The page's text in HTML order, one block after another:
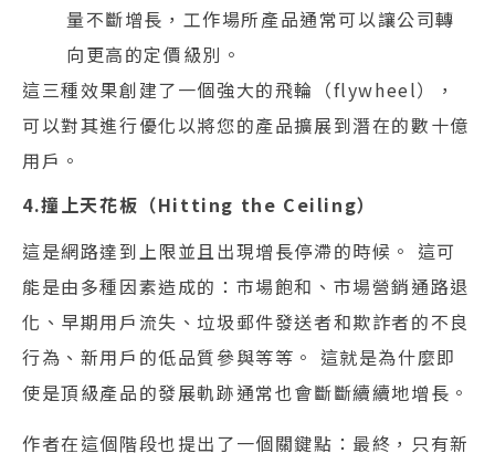
量不斷增長，工作場所產品通常可以讓公司轉
向更高的定價級別。
這三種效果創建了一個強大的飛輪（flywheel），
可以對其進行優化以將您的產品擴展到潛在的數十億
用戶。
4.撞上天花板（Hitting the Ceiling）
這是網路達到上限並且出現增長停滯的時候。 這可
能是由多種因素造成的：市場飽和、市場營銷通路退
化、早期用戶流失、垃圾郵件發送者和欺詐者的不良
行為、新用戶的低品質參與等等。 這就是為什麼即
使是頂級產品的發展軌跡通常也會斷斷續續地增長。
作者在這個階段也提出了一個關鍵點：最終，只有新